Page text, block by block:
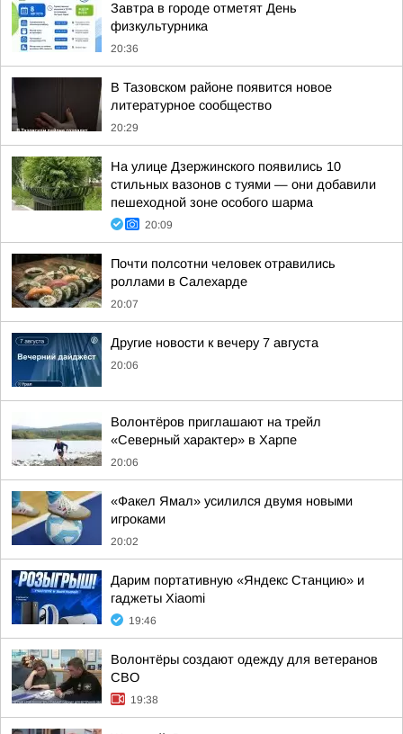
Завтра в городе отметят День
физкультурника
20:36
В Тазовском районе появится новое
литературное сообщество
20:29
На улице Дзержинского появились 10
стильных вазонов с туями — они добавили
пешеходной зоне особого шарма
20:09
Почти полсотни человек отравились
роллами в Салехарде
20:07
Другие новости к вечеру 7 августа
20:06
Волонтёров приглашают на трейл
«Северный характер» в Харпе
20:06
«Факел Ямал» усилился двумя новыми
игроками
20:02
Дарим портативную «Яндекс Станцию» и
гаджеты Xiaomi
19:46
Волонтёры создают одежду для ветеранов
СВО
19:38